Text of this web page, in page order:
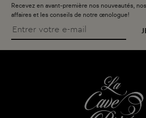
Recevez en avant-première nos nouveautés,
affaires et les conseils de notre œnologue!